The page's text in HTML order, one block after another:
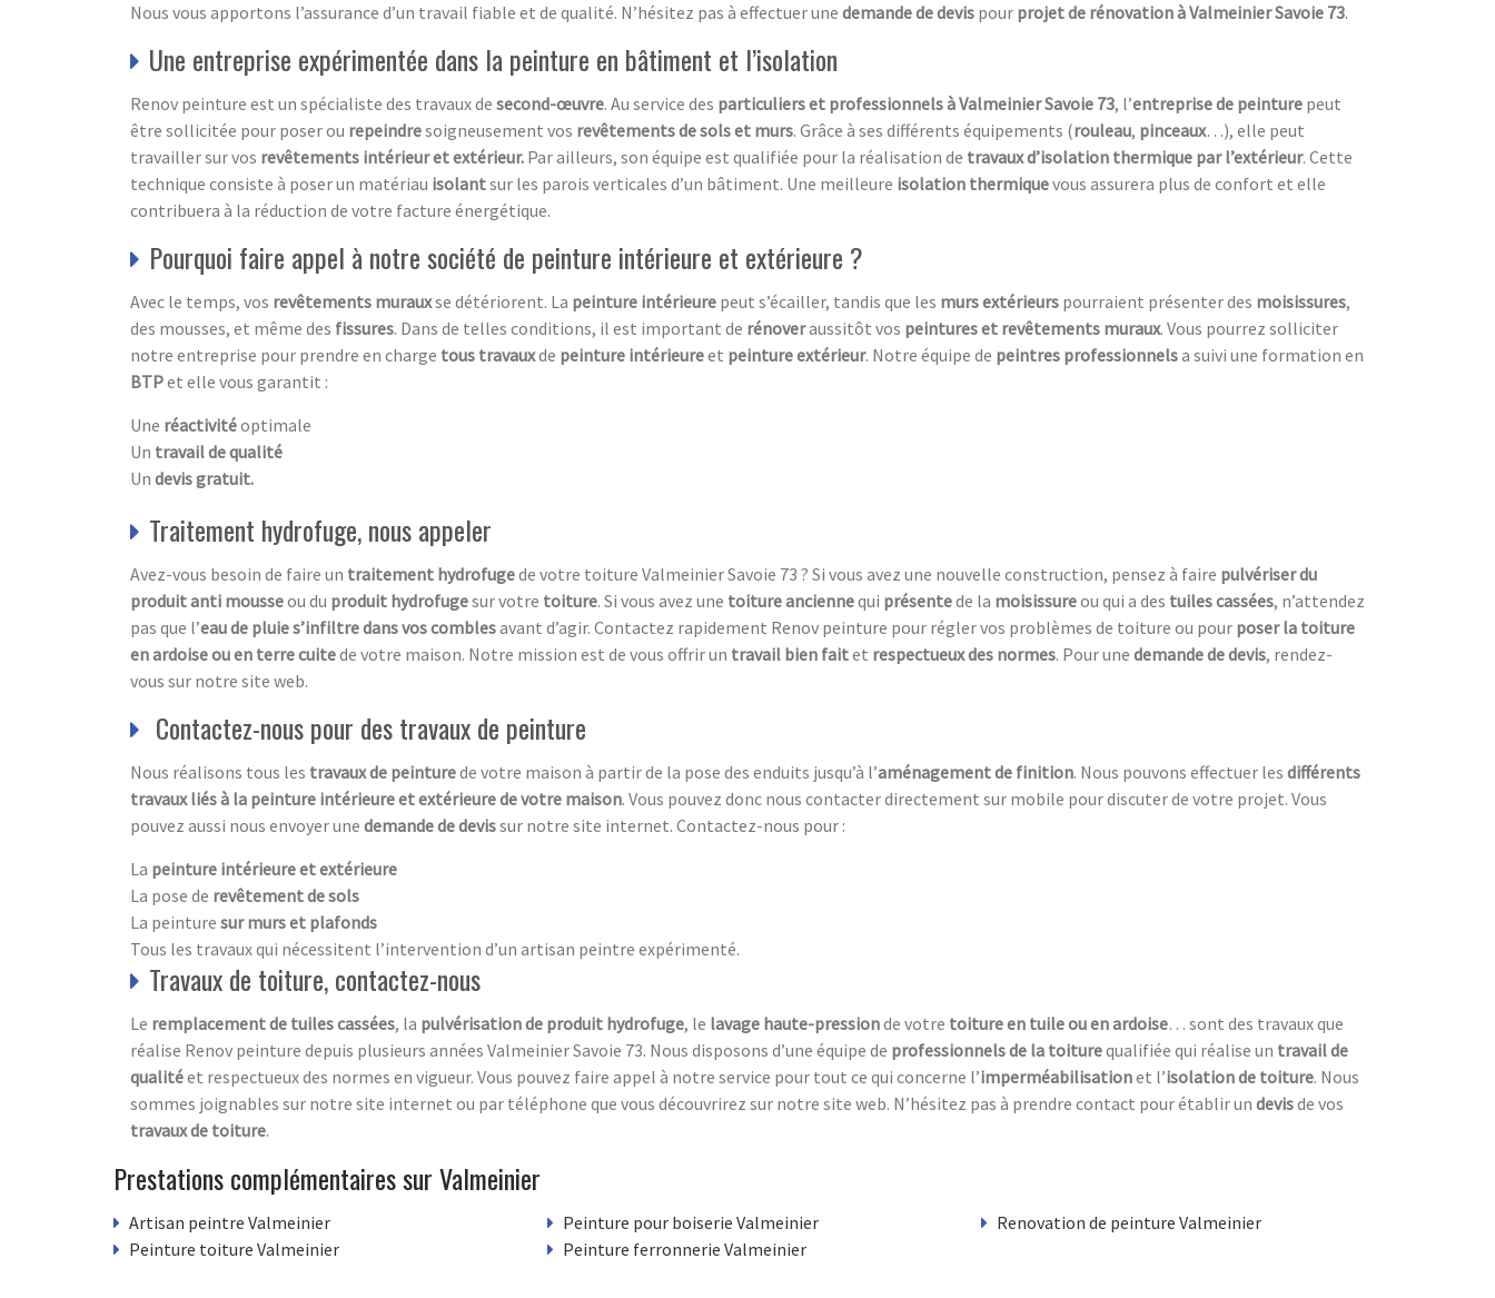
Nous vous apportons l’assurance d’un travail fiable et de qualité. N’hésitez pas à effectuer une demande de devis pour projet de rénovation à Valmeinier Savoie 73.
Une entreprise expérimentée dans la peinture en bâtiment et l’isolation
Renov peinture est un spécialiste des travaux de second-œuvre. Au service des particuliers et professionnels à Valmeinier Savoie 73, l’entreprise de peinture peut
être sollicitée pour poser ou repeindresoigneusement vos revêtements de sols et murs. Grâce à ses différents équipements (rouleau, pinceaux…), elle peut
travailler sur vos revêtements intérieur et extérieur. Par ailleurs, son équipe est qualifiée pour la réalisation de travaux d’isolation thermique par l’extérieur. Cette
technique consiste à poser un matériau isolantsur les parois verticales d’un bâtiment. Une meilleure isolation thermiquevous assurera plus de confort et elle
contribuera à la réduction de votre facture énergétique.
Pourquoi faire appel à notre société de peinture intérieure et extérieure ?
Avec le temps, vos revêtements murauxse détériorent. La peinture intérieure peut s’écailler, tandis que les murs extérieurs pourraient présenter des moisissures,
des mousses, et même des fissures. Dans de telles conditions, il est important de rénoveraussitôt vos peintures et revêtements muraux. Vous pourrez solliciter
notre entreprise pour prendre en charge tous travauxde peinture intérieureet peinture extérieur. Notre équipe de peintres professionnelsa suivi une formation en
BTPet elle vous garantit :
Une réactivitéoptimale
Un travail de qualité
Un devis gratuit.
Traitement hydrofuge, nous appeler
Avez-vous besoin de faire un traitement hydrofugede votre toiture Valmeinier Savoie 73 ? Si vous avez une nouvelle construction, pensez à faire pulvériser du
produit anti mousseou du produit hydrofugesur votre toiture. Si vous avez une toiture anciennequi présentede la moisissureou qui a des tuiles cassées, n’attendez
pas que l’eau de pluie s’infiltre dans vos comblesavant d’agir. Contactez rapidement Renov peinture pour régler vos problèmes de toiture ou pour poser la toiture
en ardoise ou en terre cuitede votre maison. Notre mission est de vous offrir un travail bien faitet respectueux des normes. Pour une demande de devis, rendez-
vous sur notre site web.
Contactez-nous pour des travaux de peinture
Nous réalisons tous les travaux de peinturede votre maison à partir de la pose des enduits jusqu’à l’aménagement de finition. Nous pouvons effectuer les différents
travaux liés à la peinture intérieure et extérieure de votre maison. Vous pouvez donc nous contacter directement sur mobile pour discuter de votre projet. Vous
pouvez aussi nous envoyer une demande de devissur notre site internet. Contactez-nous pour :
La peinture intérieure et extérieure
La pose de revêtement de sols
La peinture sur murs et plafonds
Tous les travaux qui nécessitent l’intervention d’un artisan peintre expérimenté.
Travaux de toiture, contactez-nous
Le remplacement de tuiles cassées, la pulvérisation de produit hydrofuge, le lavage haute-pressionde votre toiture en tuile ou en ardoise… sont des travaux que
réalise Renov peinture depuis plusieurs années Valmeinier Savoie 73. Nous disposons d’une équipe de professionnels de la toiturequalifiée qui réalise un travail de
qualitéet respectueux des normes en vigueur. Vous pouvez faire appel à notre service pour tout ce qui concerne l’imperméabilisationet l’isolationde toiture. Nous
sommes joignables sur notre site internet ou par téléphone que vous découvrirez sur notre site web. N’hésitez pas à prendre contact pour établir un devisde vos
travaux de toiture.
Prestations complémentaires sur Valmeinier
Artisan peintre Valmeinier
Peinture toiture Valmeinier
Peinture pour boiserie Valmeinier
Peinture ferronnerie Valmeinier
Renovation de peinture Valmeinier